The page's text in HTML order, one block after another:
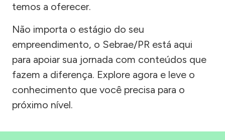
temos a oferecer.
Não importa o estágio do seu
empreendimento, o Sebrae/PR está aqui
para apoiar sua jornada com conteúdos que
fazem a diferença. Explore agora e leve o
conhecimento que você precisa para o
próximo nível.